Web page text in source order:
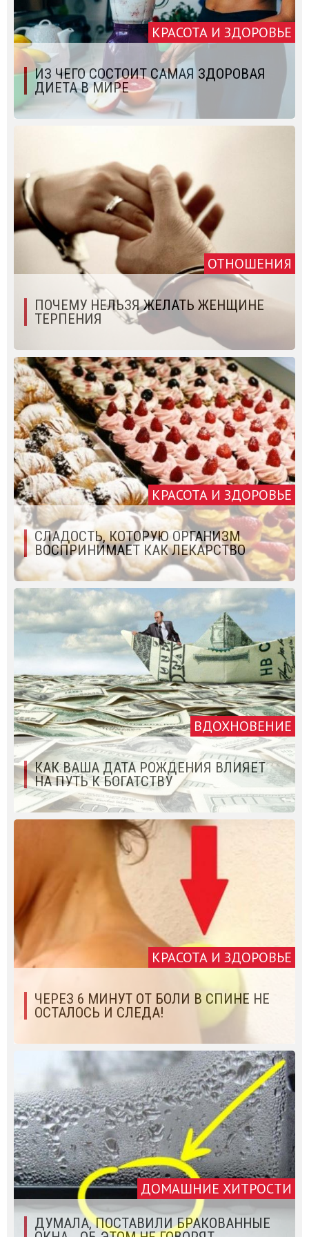
КРАСОТА И ЗДОРОВЬЕ
ИЗ ЧЕГО СОСТОИТ САМАЯ ЗДОРОВАЯ
ДИЕТА В МИРЕ
ОТНОШЕНИЯ
ПОЧЕМУ НЕЛЬЗЯ ЖЕЛАТЬ ЖЕНЩИНЕ
ТЕРПЕНИЯ
КРАСОТА И ЗДОРОВЬЕ
СЛАДОСТЬ, КОТОРУЮ ОРГАНИЗМ
ВОСПРИНИМАЕТ КАК ЛЕКАРСТВО
ВДОХНОВЕНИЕ
КАК ВАША ДАТА РОЖДЕНИЯ ВЛИЯЕТ
НА ПУТЬ К БОГАТСТВУ
КРАСОТА И ЗДОРОВЬЕ
ЧЕРЕЗ 6 МИНУТ ОТ БОЛИ В СПИНЕ НЕ
ОСТАЛОСЬ И СЛЕДА!
ДОМАШНИЕ ХИТРОСТИ
ДУМАЛА, ПОСТАВИЛИ БРАКОВАННЫЕ